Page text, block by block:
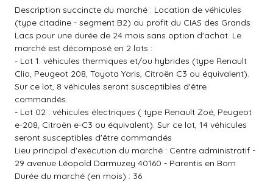
Description succincte du marché : Location de véhicules
(type citadine - segment B2) au profit du CIAS des Grands
Lacs pour une durée de 24 mois sans option d'achat. Le
marché est décomposé en 2 lots :
- Lot 1: véhicules thermiques et/ou hybrides (type Renault
Clio, Peugeot 208, Toyota Yaris, Citroën C3 ou équivalent).
Sur ce lot, 8 véhicules seront susceptibles d'être
commandés.
- Lot 02 : véhicules électriques ( type Renault Zoé, Peugeot
e-208, Citroën e-C3 ou équivalent). Sur ce lot, 14 véhicules
seront susceptibles d'être commandés
Lieu principal d'exécution du marché : Centre administratif -
29 avenue Léopold Darmuzey 40160 - Parentis en Born
Durée du marché (en mois) : 36